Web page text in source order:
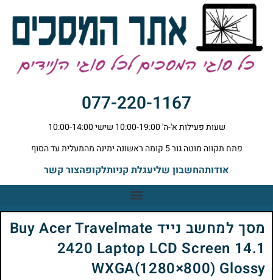
077-220-1167
שעות פעילות א'-ה' 10:00-19:00 שישי 10:00-14:00
פתח תקווה מוטה גור 5 קומה ראשונה ימינה מהמעלית עד הסוף
אודותהחשבון שליעגלת קניותלקופהצור קשר
מסך למחשב נייד Buy Acer Travelmate
2420 Laptop LCD Screen 14.1
WXGA(1280×800) Glossy